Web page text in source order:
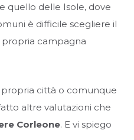
quello delle Isole, dove
è difficile scegliere il
propria campagna
propria città o comunque
altre valutazioni che
Corleone. E vi spiego